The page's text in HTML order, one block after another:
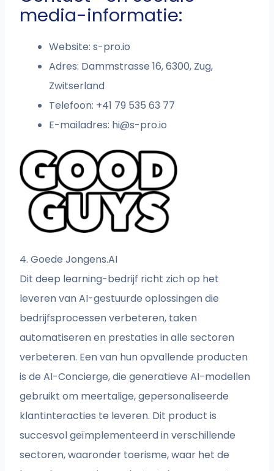
media-informatie:
Website: s-pro.io
Adres: Dammstrasse 16, 6300, Zug,
Zwitserland
Telefoon: +41 79 535 63 77
E-mailadres: hi@s-pro.io
4. Goede Jongens.AI
Dit deep learning-bedrijf richt zich op het
leveren van AI-gestuurde oplossingen die
bedrijfsprocessen verbeteren, taken
automatiseren en prestaties in alle sectoren
verbeteren. Een van hun opvallende producten
is de AI-Concierge, die generatieve AI-modellen
gebruikt om meertalige, gepersonaliseerde
klantinteracties te leveren. Dit product is
succesvol geïmplementeerd in verschillende
sectoren, waaronder toerisme, waar het de